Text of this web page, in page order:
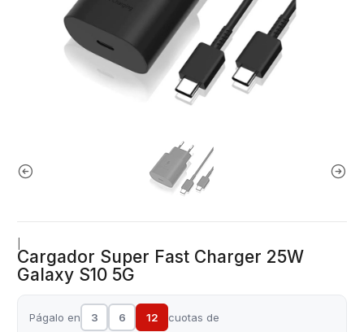
Cargador Super Fast Charger 25W
Galaxy S10 5G
Págalo en 3 6 12 cuotas de